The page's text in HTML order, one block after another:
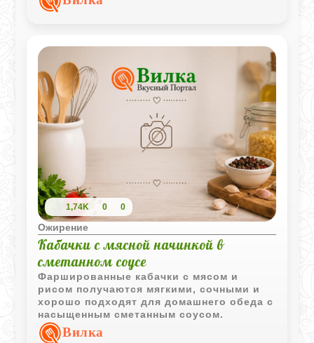
домашним и сытным одновременно.
1,74K 0 0
Ожирение
Кабачки с мясной начинкой в
сметанном соусе
Фаршированные кабачки с мясом и
рисом получаются мягкими, сочными и
хорошо подходят для домашнего обеда с
насыщенным сметанным соусом.
Вилка